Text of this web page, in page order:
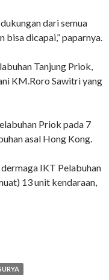
dari semua
dicapai,” paparnya.
Tanjung Priok,
KM.Roro Sawitri yang
Priok pada 7
asal Hong Kong.
IKT Pelabuhan
13 unit kendaraan,